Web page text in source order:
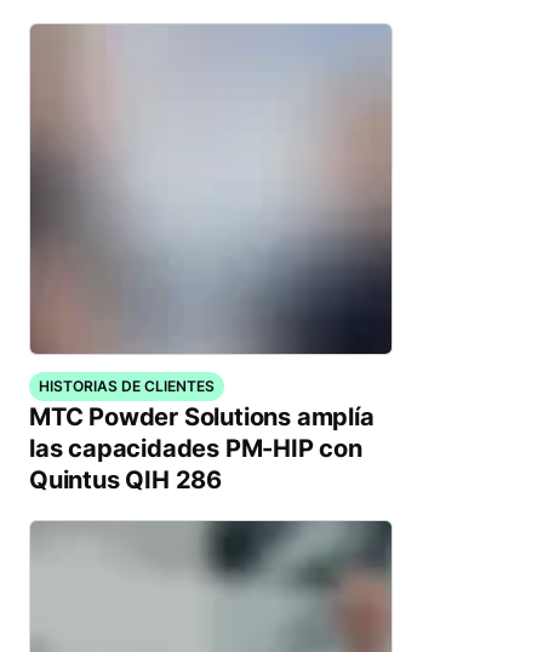
HISTORIAS DE CLIENTES
MTC Powder Solutions amplía
las capacidades PM-HIP con
Quintus QIH 286